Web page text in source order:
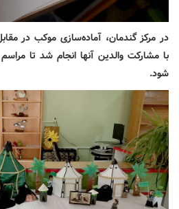
در مرکز گندمان، آماده‌سازی موکب در
با مشارکت والدین آنها انجام شد تا
شود.